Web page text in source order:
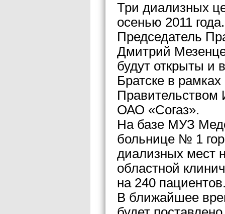
Три диализных
осенью 2011
Председатель
Дмитрий
будут открыты и
Братске в
Правительством
ОАО «Согаз».
На базе МУЗ
больнице № 1
диализных мест
областной
на 240
В ближайшее